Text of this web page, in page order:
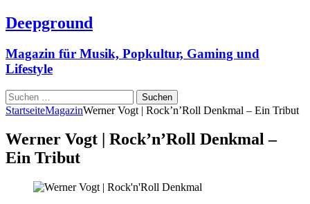
Deepground
Magazin für Musik, Popkultur, Gaming und
Lifestyle
Suchen
nach:
StartseiteMagazinWerner Vogt | Rock’n’Roll Denkmal – Ein Tribut
Werner Vogt | Rock’n’Roll Denkmal –
Ein Tribut